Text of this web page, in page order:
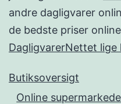
andre dagligvarer
de bedste priser
DagligvarerNettet lige
Butiksoversigt
Online